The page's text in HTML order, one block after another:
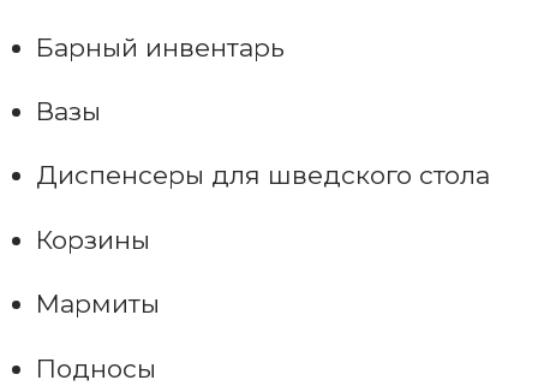
Барный инвентарь
Вазы
Диспенсеры для шведского стола
Корзины
Мармиты
Подносы